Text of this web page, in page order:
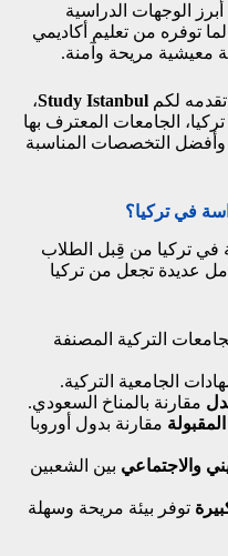
الوجهات الدراسية
توفره من تعليم أكاديمي
معيشية مريحة وآمنة.
لكم Study Istanbul،
الجامعات المعترف بها
وأفضل التخصصات المناسبة
في تركيا؟
في تركيا من قِبل الطلاب
عديدة تجعل من تركيا
التركية المصنفة
الجامعية التركية.
مقارنة بالمناخ السعودي.
مقارنة بدول أوروبا
والاجتماعي بين الشعبين
توفر بيئة مريحة وسهلة